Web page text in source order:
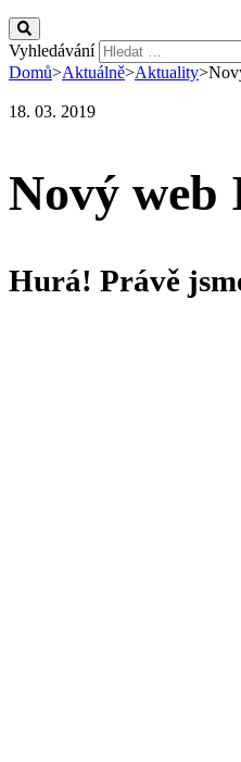
Vyhledávání
Domů>Aktuálně>Aktuality>
18. 03. 2019
Nový
Hurá! Právě